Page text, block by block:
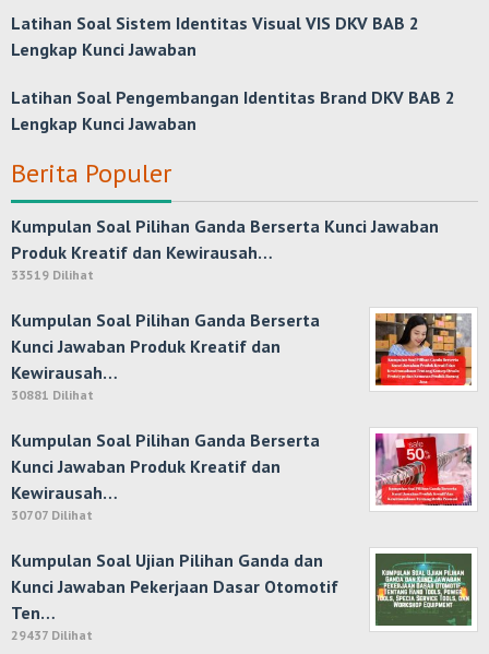
Latihan Soal Sistem Identitas Visual VIS DKV BAB 2
Lengkap Kunci Jawaban
Latihan Soal Pengembangan Identitas Brand DKV BAB 2
Lengkap Kunci Jawaban
Berita Populer
Kumpulan Soal Pilihan Ganda Berserta Kunci Jawaban
Produk Kreatif dan Kewirausah…
33519 Dilihat
Kumpulan Soal Pilihan Ganda Berserta
Kunci Jawaban Produk Kreatif dan
Kewirausah…
30881 Dilihat
Kumpulan Soal Pilihan Ganda Berserta
Kunci Jawaban Produk Kreatif dan
Kewirausah…
30707 Dilihat
Kumpulan Soal Ujian Pilihan Ganda dan
Kunci Jawaban Pekerjaan Dasar Otomotif
Ten…
29437 Dilihat